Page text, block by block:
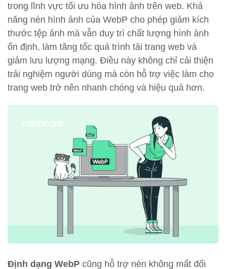
trong lĩnh vực tối ưu hóa hình ảnh trên web. Khả
năng nén hình ảnh của WebP cho phép giảm kích
thước tệp ảnh mà vẫn duy trì chất lượng hình ảnh
ổn định, làm tăng tốc quá trình tải trang web và
giảm lưu lượng mạng. Điều này không chỉ cải thiện
trải nghiệm người dùng mà còn hỗ trợ việc làm cho
trang web trở nên nhanh chóng và hiệu quả hơn.
Định dạng WebP cũng hỗ trợ nén không mất đối